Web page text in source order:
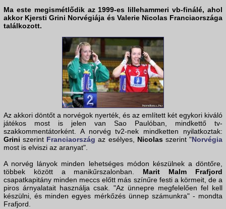
Ma este megismétlődik az 1999-es lillehammerivb-finálé, ahol
akkor Kjersti Grini Norvégiája és Valerie Nicolas Franciaországa
találkozott.
Az akkori döntőt a norvégok nyerték, és az említett két egykori kiváló
játékos most is jelen van Sao Paulóban, mindkettő tv-
szakkommentátorként. A norvég tv2-nek mindketten nyilatkoztak:
Grini szerint Franciaország az esélyes, Nicolas szerint "Norvégia
most is elviszi az aranyat".
A norvég lányok minden lehetséges módon készülnek a döntőre,
többek között a manikűrszalonban. Marit Malm Frafjord
csapatkapitány minden meccs előtt más színűre festi a körmeit, de a
piros árnyalatait használja csak. "Az ünnepre megfelelően fel kell
készülni, és minden egyes mérkőzés ünnep számunkra" - mondta
Frafjord.